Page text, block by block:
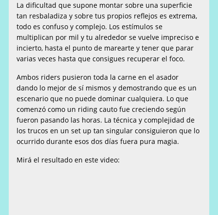
La dificultad que supone montar sobre una superficie
tan resbaladiza y sobre tus propios reflejos es extrema,
todo es confuso y complejo. Los estímulos se
multiplican por mil y tu alrededor se vuelve impreciso e
incierto, hasta el punto de marearte y tener que parar
varias veces hasta que consigues recuperar el foco.
Ambos riders pusieron toda la carne en el asador
dando lo mejor de sí mismos y demostrando que es un
escenario que no puede dominar cualquiera. Lo que
comenzó como un riding cauto fue creciendo según
fueron pasando las horas. La técnica y complejidad de
los trucos en un set up tan singular consiguieron que lo
ocurrido durante esos dos días fuera pura magia.
Mirá el resultado en este video: